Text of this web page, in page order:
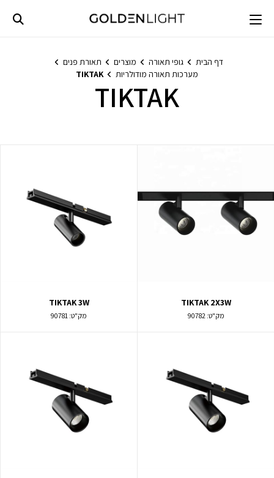
content
דף הבית גופי תאורה מוצרים
תאורת פנים
מערכות תאורה מודולריות
TIKTAK
TIKTAK
TIKTAK 2X3W
מק"ט:90782
TIKTAK 3W
מק"ט: 90781